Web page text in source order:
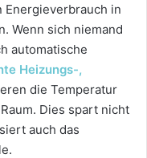
in
Wenn sich niemand
automatische
Heizungs-,
die Temperatur
Dies spart nicht
auch das